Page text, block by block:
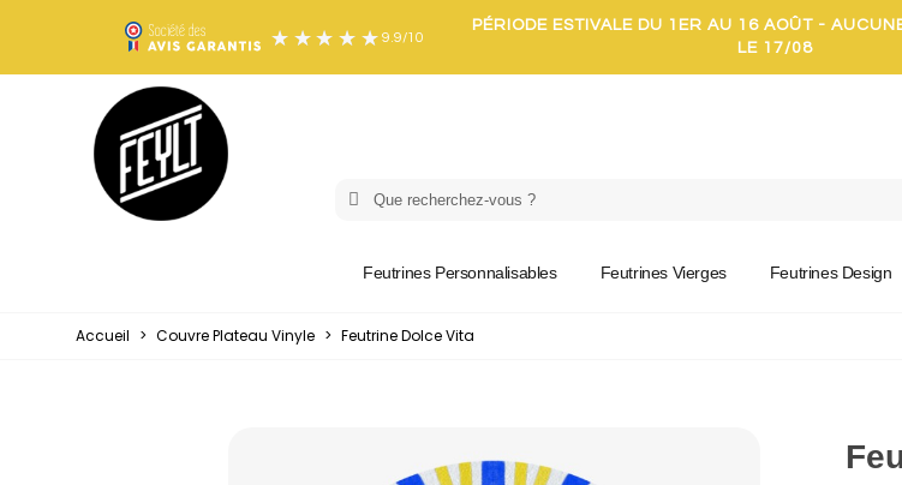
PÉRIODE ESTIVALE DU 1ER AU 16 AOÛT -
LE 17/08
Feutrines Personnalisables Feutrines Vierges Feutrines Design
Accueil > Couvre Plateau Vinyle > Feutrine Dolce Vita